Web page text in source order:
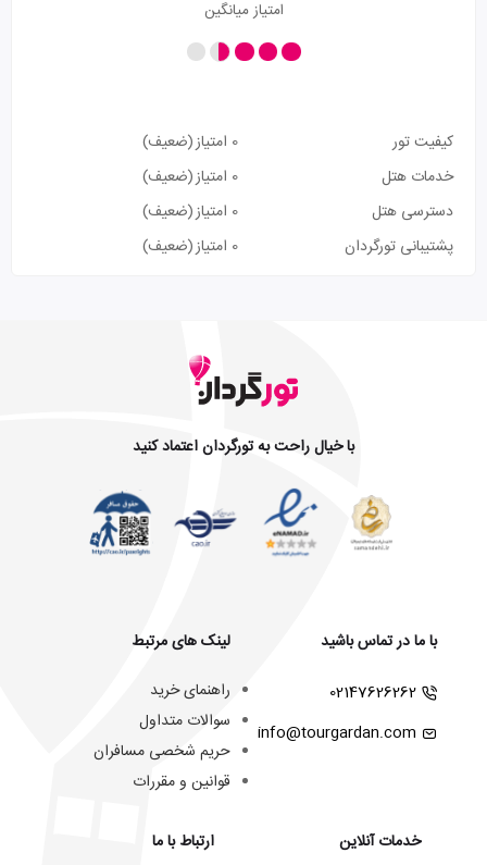
امتیاز میانگین
کیفیت تور 0 امتیاز
(ضعیف)
خدمات هتل
0 امتیاز
(ضعیف)
دسترسی هتل
0 امتیاز
(ضعیف)
پشتیبانی تورگردان
0 امتیاز (ضعیف)
با خیال راحت به تورگردان اعتماد کنید
با ما در تماس باشید
02147626262
info@tourgardan.com
خدمات آنلاین
لینک های مرتبط
راهنمای خرید
سوالات متداول
حریم شخصی مسافران
قوانین و مقررات
ارتباط با ما